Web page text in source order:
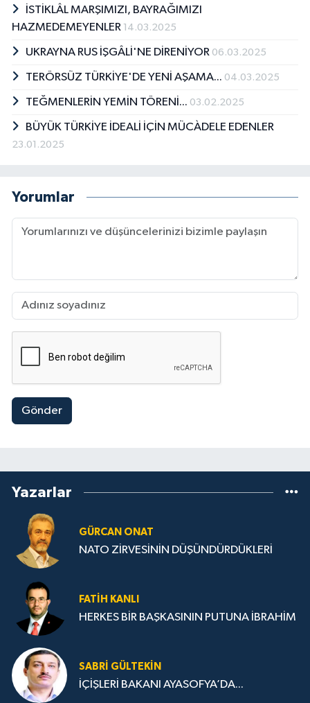
İSTİKLÂL MARŞIMIZI, BAYRAĞIMIZI
HAZMEDEMEYENLER 14.03.2025
UKRAYNA RUS İŞGÂLİ'NE DİRENİYOR 06.03.2025
TERÖRSÜZ TÜRKİYE'DE YENİ AŞAMA... 04.03.2025
TEĞMENLERİN YEMİN TÖRENİ... 03.02.2025
BÜYÜK TÜRKİYE İDEALİ İÇİN MÜCÀDELE EDENLER
23.01.2025
Yorumlar
Gönder
Yazarlar
GÜRCAN ONAT
NATO ZİRVESİNİN DÜŞÜNDÜRDÜKLERİ
FATIH KANLI
HERKES BİR BAŞKASININ PUTUNA İBRAHİM
SABRI GÜLTEKIN
İÇİŞLERİ BAKANI AYASOFYA’DA...